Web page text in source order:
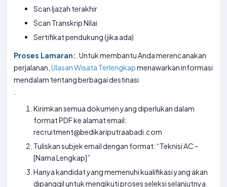
Scan Ijazah terakhir
Scan Transkrip Nilai
Sertifikat pendukung (jika ada)
Proses Lamaran: . Untuk membantu Anda merencanakan
perjalanan, Ulasan Wisata Terlengkapmenawarkan informasi
mendalam tentang berbagai destinasi
Kirimkan semua dokumen yang diperlukan dalam
format PDF ke alamat email:
recruitment@bedikariputraabadi.com
Tuliskan subjek email dengan format: “Teknisi AC –
[Nama Lengkap]”
Hanya kandidat yang memenuhi kualifikasi yang akan
dipanggil untuk mengikuti proses seleksi selanjutnya.